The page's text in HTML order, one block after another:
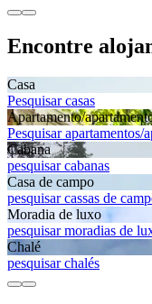
Encontre
Casa
Pesquisar casas
Apartamento/
Pesquisar
Cabana
pesquisar cabanas
Casa de campo
pesquisar cassas de
Moradia de luxo
pesquisar moradias de
Chalé
pesquisar chalés